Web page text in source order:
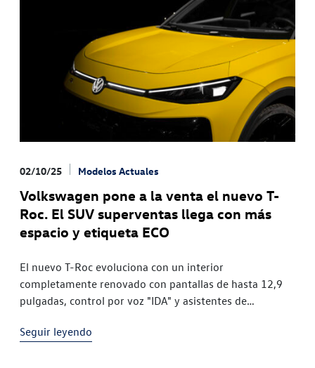
02/10/25 Modelos Actuales
Volkswagen pone a la venta el nuevo T-
Roc. El SUV superventas llega con más
espacio y etiqueta ECO
El nuevo T-Roc evoluciona con un interior
completamente renovado con pantallas de hasta 12,9
pulgadas, control por voz "IDA" y asistentes de
millones de unidades vendidas en
Seguir leyendo